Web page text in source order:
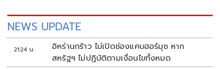
NEWS UPDATE
21:24 น.
อิหร่านกร้าว ไม่เปิดช่องแคบฮอร์มุซ หาก
สหรัฐฯ ไม่ปฏิบัติตามเงื่อนไขทั้งหมด